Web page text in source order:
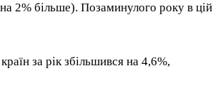
2% більше). Позаминулого року в цій
за рік збільшився на 4,6%,